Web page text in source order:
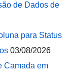
de Dados de
para Status
03/08/2026
Camada em